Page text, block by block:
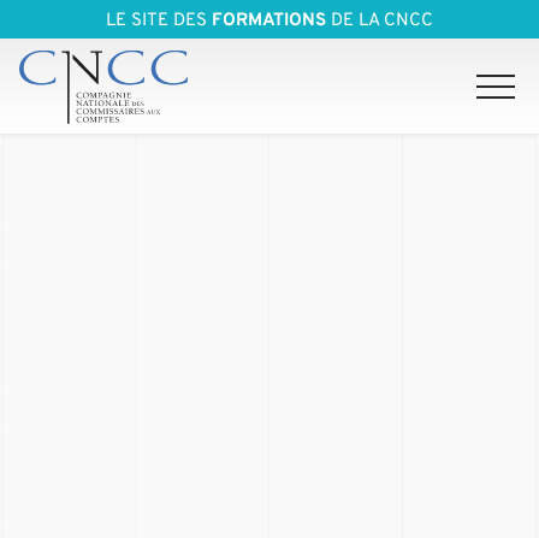
LE SITE DES FORMATIONS DE LA CNCC